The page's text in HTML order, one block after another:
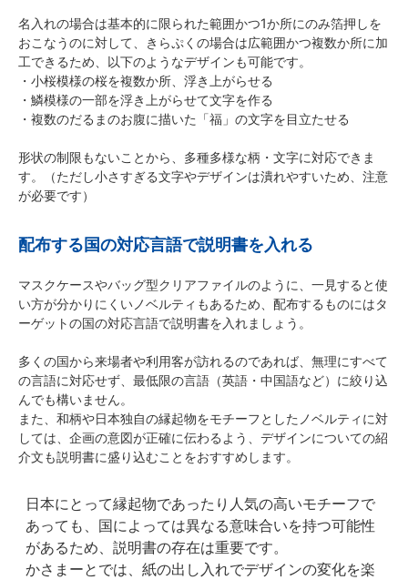
名入れの場合は基本的に限られた範囲かつ1か所にのみ箔押しを
おこなうのに対して、きらぷくの場合は広範囲かつ複数か所に加
工できるため、以下のようなデザインも可能です。
・小桜模様の桜を複数か所、浮き上がらせる
・鱗模様の一部を浮き上がらせて文字を作る
・複数のだるまのお腹に描いた「福」の文字を目立たせる
形状の制限もないことから、多種多様な柄・文字に対応できま
す。（ただし小さすぎる文字やデザインは潰れやすいため、注意
が必要です）
配布する国の対応言語で説明書を入れる
マスクケースやバッグ型クリアファイルのように、一見すると使
い方が分かりにくいノベルティもあるため、配布するものにはタ
ーゲットの国の対応言語で説明書を入れましょう。
多くの国から来場者や利用客が訪れるのであれば、無理にすべて
の言語に対応せず、最低限の言語（英語・中国語など）に絞り込
んでも構いません。
また、和柄や日本独自の縁起物をモチーフとしたノベルティに対
しては、企画の意図が正確に伝わるよう、デザインについての紹
介文も説明書に盛り込むことをおすすめします。
日本にとって縁起物であったり人気の高いモチーフで
あっても、国によっては異なる意味合いを持つ可能性
があるため、説明書の存在は重要です。
かさまーとでは、紙の出し入れでデザインの変化を楽